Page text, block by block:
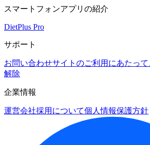
スマートフォンアプリの紹介
DietPlus Pro
サポート
お問い合わせサイトのご利用にあたって
解除
企業情報
運営会社採用について個人情報保護方針